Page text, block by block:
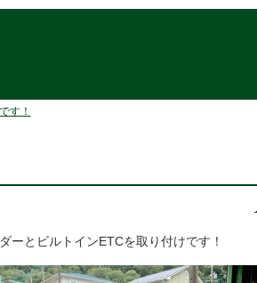
す！
ーとビルトインETCを取り付けです！